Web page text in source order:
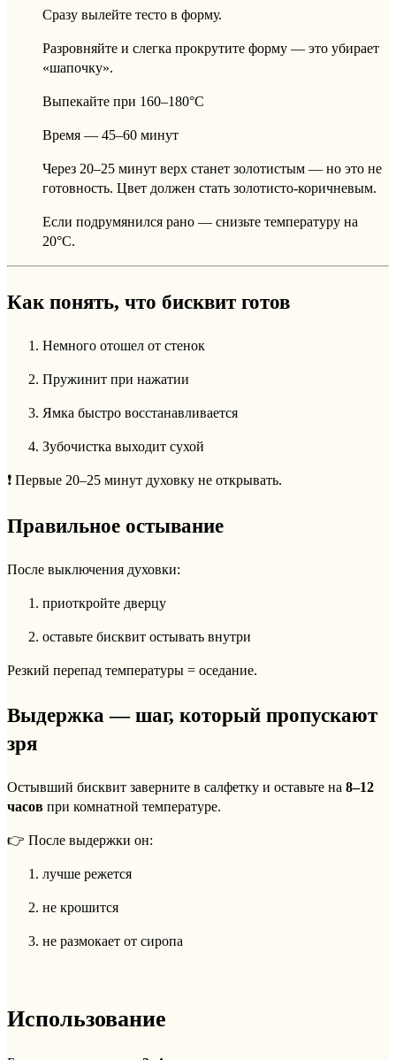
Сразу вылейте тесто в форму.
Разровняйте и слегка прокрутите форму — это убирает
«шапочку».
Выпекайте при 160–180°C
Время — 45–60 минут
Через 20–25 минут верх станет золотистым — но это не
готовность. Цвет должен стать золотисто-коричневым.
Если подрумянился рано — снизьте температуру на
20°C.
Как понять, что бисквит готов
Немного отошел от стенок
Пружинит при нажатии
Ямка быстро восстанавливается
Зубочистка выходит сухой
❗ Первые 20–25 минут духовку не открывать.
Правильное остывание
После выключения духовки:
приоткройте дверцу
оставьте бисквит остывать внутри
Резкий перепад температуры = оседание.
Выдержка — шаг, который пропускают
зря
Остывший бисквит заверните в салфетку и оставьте на 8–12
часов при комнатной температуре.
👉 После выдержки он:
лучше режется
не крошится
не размокает от сиропа
Использование